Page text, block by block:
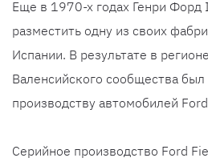
Еще в 1970-х годах Генри Форд
разместить одну из своих
Испании. В результате в
Валенсийского сообщества
производству автомобилей
Серийное производство Ford